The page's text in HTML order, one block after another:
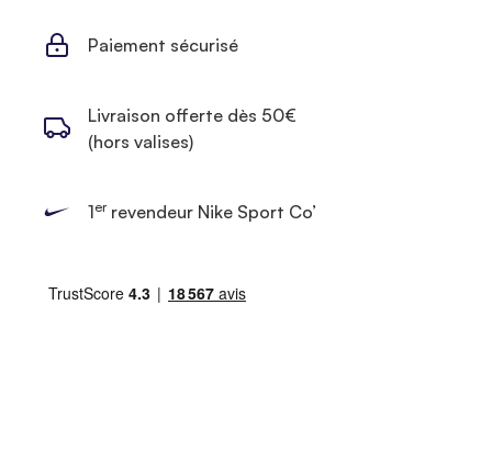
Paiement sécurisé
Livraison offerte dès 50€
(hors valises)
1errevendeur Nike Sport Co’